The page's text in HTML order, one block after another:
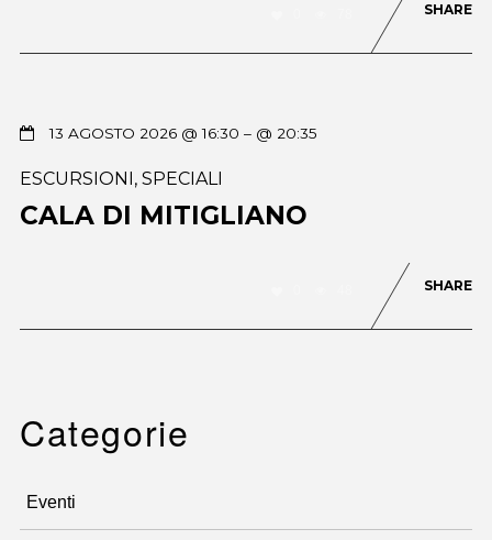
SHARE
13 AGOSTO 2026 @ 16:30 – @ 20:35
ESCURSIONI, SPECIALI
CALA DI MITIGLIANO
SHARE
Categorie
Eventi